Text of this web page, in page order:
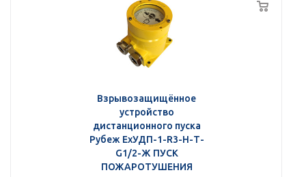
Взрывозащищённое
устройство
дистанционного пуска
Рубеж ЕхУДП-1-R3-Н-Т-
G1/2-Ж ПУСК
ПОЖАРОТУШЕНИЯ